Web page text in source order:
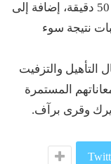
10 و15 دقيقة أصبحت تحتاج إلى أكثر من 50 دقيقة، إضافة إلى
نتيجة سوء
التأهيل والتزفيت
المستمرة
وقرى برآف.